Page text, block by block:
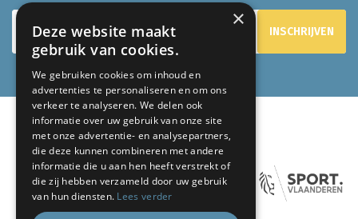
ONZE PARTNERS:
×
Deze website maakt
gebruik van cookies.
We gebruiken cookies om inhoud en
advertenties te personaliseren en om ons
verkeer te analyseren. We delen ook
informatie over uw gebruik van onze site
met onze advertentie- en analysepartners,
die deze kunnen combineren met andere
informatie die u aan hen heeft verstrekt of
die zij hebben verzameld door uw gebruik
van hun diensten. Lees verder